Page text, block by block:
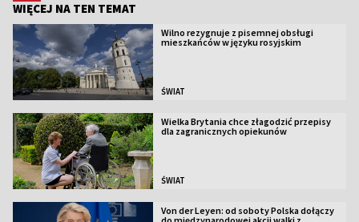
WIĘCEJ NA TEN TEMAT
Wilno rezygnuje z pisemnej obsługi
mieszkańców w języku rosyjskim
ŚWIAT
Wielka Brytania chce złagodzić przepisy
dla zagranicznych opiekunów
ŚWIAT
Von der Leyen: od soboty Polska dołączy